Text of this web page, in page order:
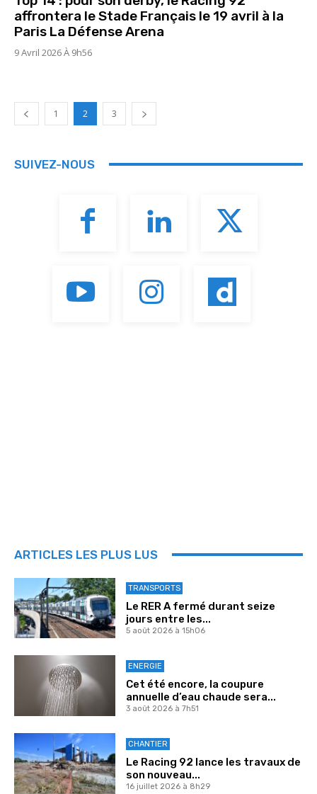
affrontera le Stade Français le 19 avril à la
Paris La Défense Arena
9 Avril 2026 À 9h56
1 2 3
SUIVEZ-NOUS
ARTICLES LES PLUS LUS
TRANSPORTS
Le RER A fermé durant seize
jours entre les...
5 août 2026 à 15h06
ENERGIE
Cet été encore, la coupure
annuelle d’eau chaude sera...
3 août 2026 à 7h51
CHANTIER
Le Racing 92 lance les travaux de
son nouveau...
16 juillet 2026 à 8h29